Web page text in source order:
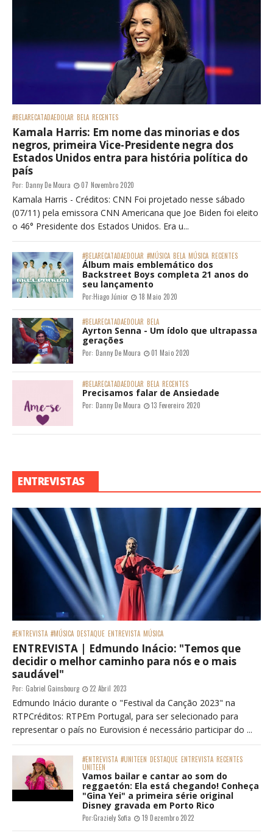
#BELARECATADAEDOLAR BELA RECENTES
Kamala Harris: Em nome das minorias e dos
negros, primeira Vice-Presidente negra dos
Estados Unidos entra para história política do
país
Por: Danny De Moura 07 Novembro 2020
Kamala Harris - Créditos: CNN Foi projetado nesse sábado
(07/11) pela emissora CNN Americana que Joe Biden foi eleito
o 46° Presidente dos Estados Unidos. Era u...
#BELARECATADAEDOLAR #MÚSICA BELA MÚSICA RECENTES
Álbum mais emblemático dos
Backstreet Boys completa 21 anos do
seu lançamento
Por:Hiago Júnior 18 Maio 2020
#BELARECATADAEDOLAR BELA
Ayrton Senna - Um ídolo que ultrapassa
gerações
Por: Danny De Moura 01 Maio 2020
#BELARECATADAEDOLAR BELA RECENTES
Precisamos falar de Ansiedade
Por: Danny De Moura 13 Fevereiro 2020
ENTREVISTAS
#ENTREVISTA #MÚSICA DESTAQUE ENTREVISTA MÚSICA
ENTREVISTA | Edmundo Inácio: "Temos que
decidir o melhor caminho para nós e o mais
saudável"
Por: Gabriel Gainsbourg 22 Abril 2023
Edmundo Inácio durante o "Festival da Canção 2023" na
RTPCréditos: RTPEm Portugal, para ser selecionado para
representar o país no Eurovision é necessário participar do ...
#ENTREVISTA #UNITEEN DESTAQUE ENTREVISTA RECENTES
UNITEEN
Vamos bailar e cantar ao som do
reggaetón: Ela está chegando! Conheça
"Gina Yei" a primeira série original
Disney gravada em Porto Rico
Por:Graziely Sofia 19 Dezembro 2022